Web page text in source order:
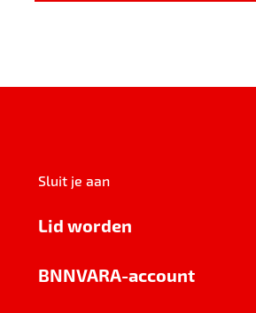
Sluit je aan
Lid worden
BNNVARA-account